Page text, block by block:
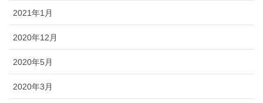
2021年1月
2020年12月
2020年5月
2020年3月